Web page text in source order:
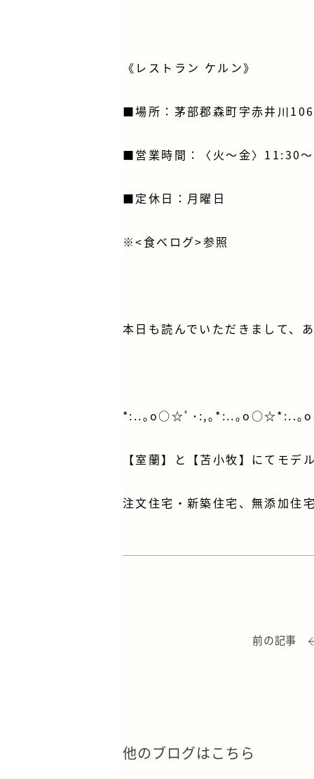
《レストラン ケルン》
■場所： 茅部郡森町字赤井川
■営業時間：〈火～金〉11:30
■定休日：月曜日
※<食べログ>参照
本日も読んでいただきまして、
*:..｡o○☆ﾟ･:,｡*:..｡o○☆*:..｡
【室蘭】と【苫小牧】にてモデ
注文住宅・新築住宅、無添加住
前の記事
他のブログはこちら